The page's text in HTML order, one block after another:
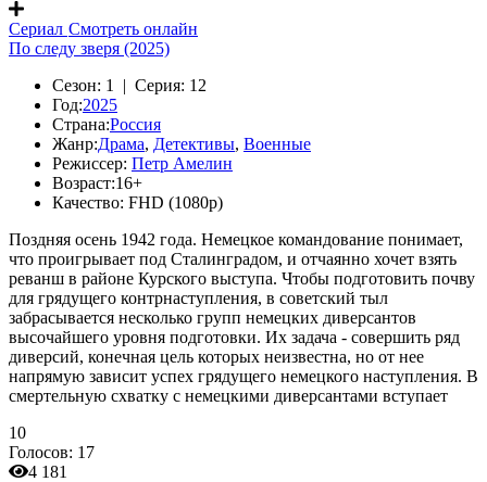
Сериал Смотреть онлайн
По следу зверя (2025)
Сезон: 1 | Серия: 12
Год:2025
Страна:Россия
Жанр:Драма, Детективы, Военные
Режиссер: Петр Амелин
Возраст:16+
Качество: FHD (1080p)
Поздняя осень 1942 года. Немецкое командование понимает,
что проигрывает под Сталинградом, и отчаянно хочет взять
реванш в районе Курского выступа. Чтобы подготовить почву
для грядущего контрнаступления, в советский тыл
забрасывается несколько групп немецких диверсантов
высочайшего уровня подготовки. Их задача - совершить ряд
диверсий, конечная цель которых неизвестна, но от нее
напрямую зависит успех грядущего немецкого наступления. В
смертельную схватку с немецкими диверсантами вступает
10
Голосов: 17
4 181